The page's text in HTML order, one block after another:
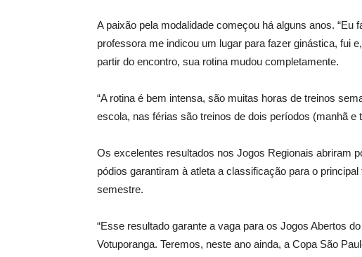
A paixão pela modalidade começou há alguns anos. “Eu
professora me indicou um lugar para fazer ginástica, fui
partir do encontro, sua rotina mudou completamente.
“A rotina é bem intensa, são muitas horas de treinos
escola, nas férias são treinos de dois períodos (manhã e
Os excelentes resultados nos Jogos Regionais abriram
pódios garantiram à atleta a classificação para o
semestre.
“Esse resultado garante a vaga para os Jogos Abertos
Votuporanga. Teremos, neste ano ainda, a Copa São